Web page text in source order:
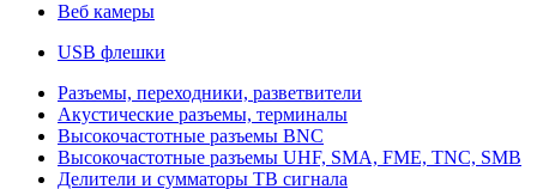
Веб камеры
USB флешки
Разъемы, переходники, разветвители
Акустические разъемы, терминалы
Высокочастотные разъемы BNC
Высокочастотные разъемы UHF, SMA, FME, TNC, SMB
Делители и сумматоры ТВ сигнала